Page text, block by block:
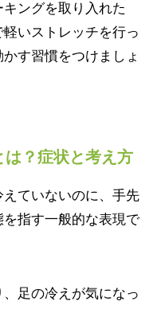
ングを取り入れた
いストレッチを行っ
す習慣をつけましょ
？症状と考え方
ていないのに、手先
指す一般的な表現で
足の冷えが気になっ